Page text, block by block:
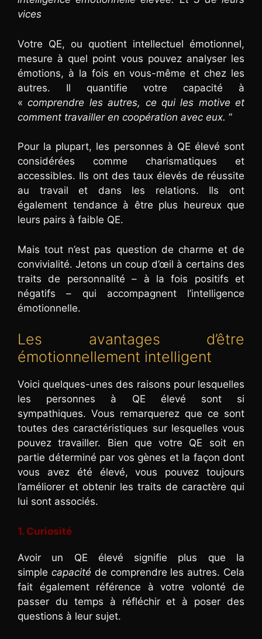
vices
Votre QE, ou quotient intellectuel émotionnel,
mesure à quel point vous pouvez analyser les
émotions, à la fois en vous-même et chez les
autres. Il quantifie votre capacité à
«comprendre les autres, ce qui les motive et
comment travailler en coopération avec eux. ”
Pour la plupart, les personnes à QE élevé sont
considérées comme charismatiques et
accessibles. Ils ont des taux élevés de réussite
au travail et dans les relations. Ils ont
également tendance à être plus heureux que
leurs pairs à faible QE.
Mais tout n’est pas question de charme et de
convivialité. Jetons un coup d’œil à certains des
traits de personnalité – à la fois positifs et
négatifs – qui accompagnent l’intelligence
émotionnelle.
Les avantages d’être
émotionnellement intelligent
Voici quelques-unes des raisons pour lesquelles
les personnes à QE élevé sont si
sympathiques. Vous remarquerez que ce sont
toutes des caractéristiques sur lesquelles vous
pouvez travailler. Bien que votre QE soit en
partie déterminé par vos gènes et la façon dont
vous avez été élevé, vous pouvez toujours
l’améliorer et obtenir les traits de caractère qui
lui sont associés.
1. Curiosité
Avoir un QE élevé signifie plus que la
simple capacité de comprendre les autres. Cela
fait également référence à votre volonté de
passer du temps à réfléchir et à poser des
questions à leur sujet.